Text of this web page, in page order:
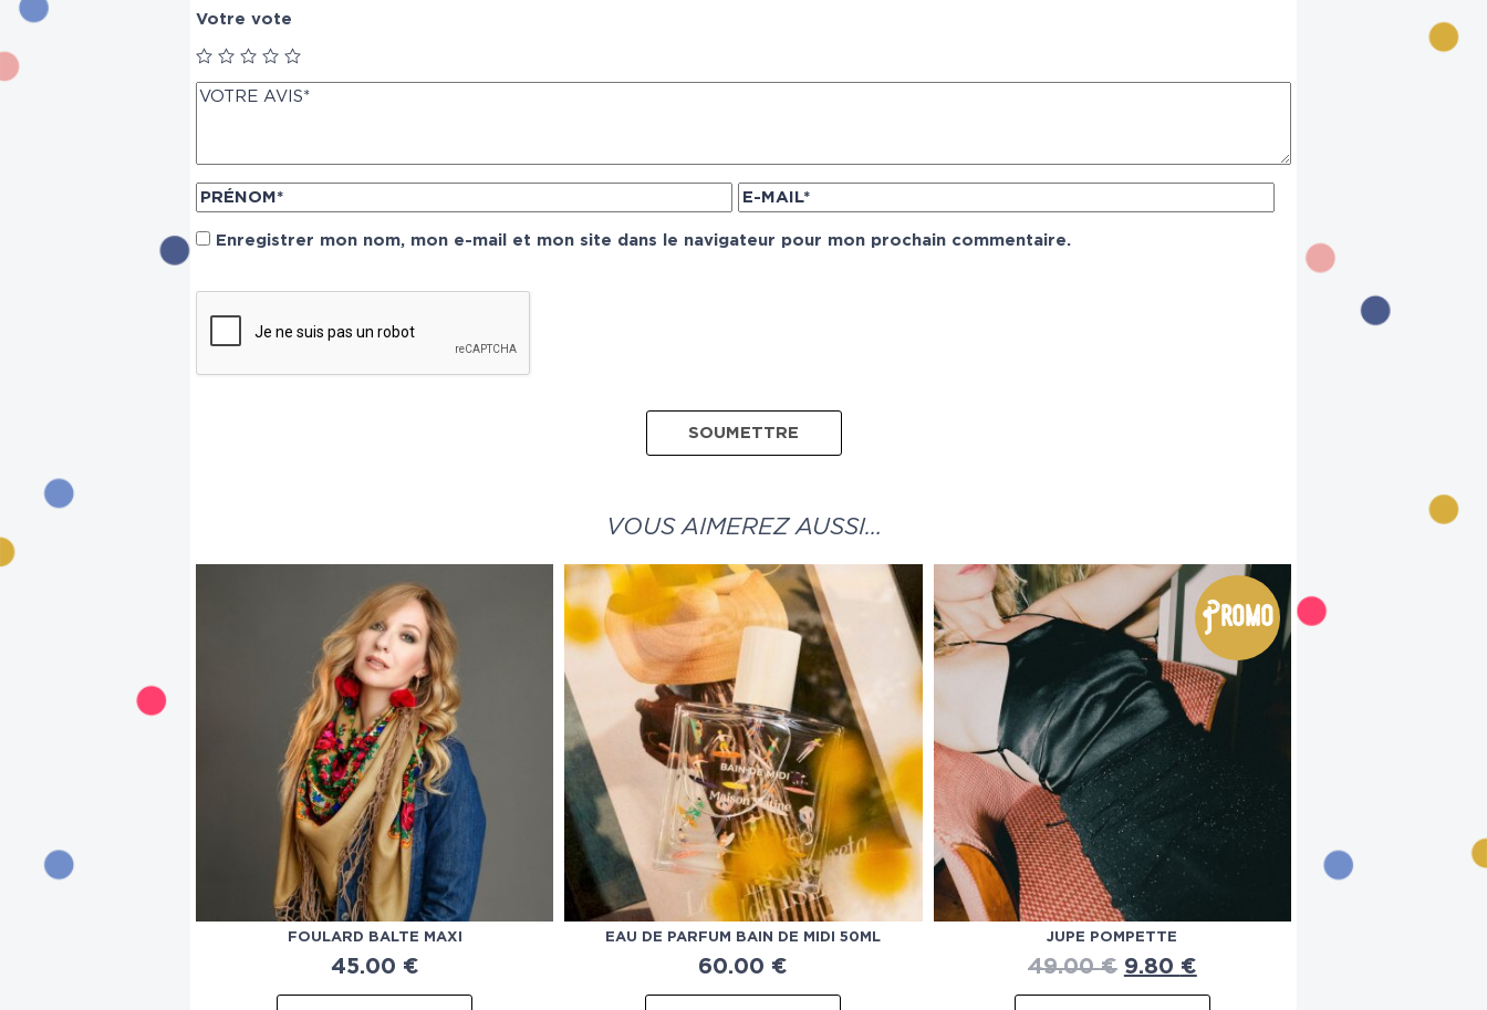
Votre vote
Enregistrer mon nom, mon e-mail et mon site dans le navigateur pour mon prochain commentaire.
VOUS AIMEREZ AUSSI…
FOULARD BALTE MAXI
45.00 €
EAU DE PARFUM BAIN DE MIDI 50ML
60.00 €
Promo
JUPE POMPETTE
49.00€ 9.80 €